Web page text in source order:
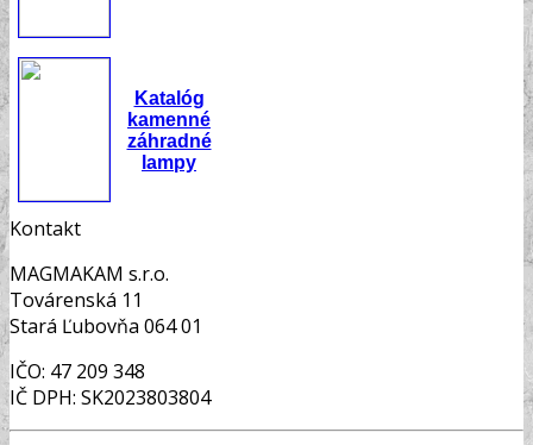
Katalóg
kamenné
záhradné
lampy
Kontakt
MAGMAKAM s.r.o.
Továrenská 11
Stará Ľubovňa 064 01
IČO: 47 209 348
IČ DPH: SK2023803804